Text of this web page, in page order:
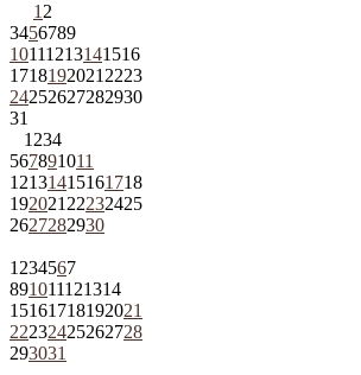
1 2
3456789
10111213141516
1718192021 2223
24252627282930
31
1 234
567891011
12131415161718
192021 22232425
2627282930
1 234567
891011121314
15161718192021
22232425262728
293031